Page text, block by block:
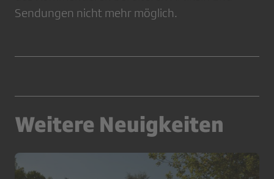
Sendungen nicht mehr möglich.
Weitere Neuigkeiten